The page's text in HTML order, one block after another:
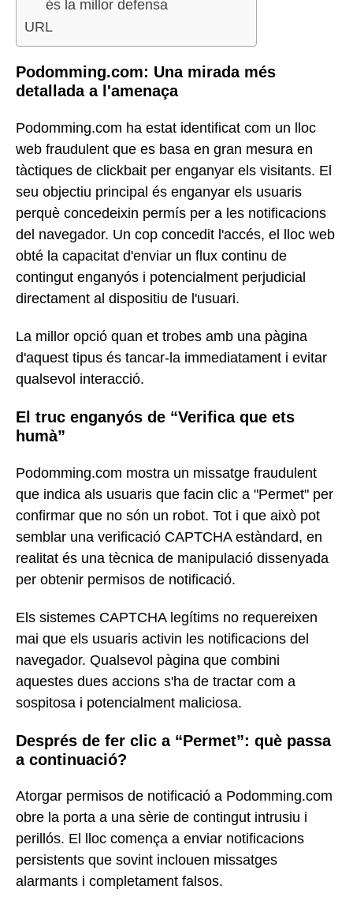
és la millor defensa
URL
Podomming.com: Una mirada més
detallada a l'amenaça
Podomming.com ha estat identificat com un lloc
web fraudulent que es basa en gran mesura en
tàctiques de clickbait per enganyar els visitants. El
seu objectiu principal és enganyar els usuaris
perquè concedeixin permís per a les notificacions
del navegador. Un cop concedit l'accés, el lloc web
obté la capacitat d'enviar un flux continu de
contingut enganyós i potencialment perjudicial
directament al dispositiu de l'usuari.
La millor opció quan et trobes amb una pàgina
d'aquest tipus és tancar-la immediatament i evitar
qualsevol interacció.
El truc enganyós de “Verifica que ets
humà”
Podomming.com mostra un missatge fraudulent
que indica als usuaris que facin clic a "Permet" per
confirmar que no són un robot. Tot i que això pot
semblar una verificació CAPTCHA estàndard, en
realitat és una tècnica de manipulació dissenyada
per obtenir permisos de notificació.
Els sistemes CAPTCHA legítims no requereixen
mai que els usuaris activin les notificacions del
navegador. Qualsevol pàgina que combini
aquestes dues accions s'ha de tractar com a
sospitosa i potencialment maliciosa.
Després de fer clic a “Permet”: què passa
a continuació?
Atorgar permisos de notificació a Podomming.com
obre la porta a una sèrie de contingut intrusiu i
perillós. El lloc comença a enviar notificacions
persistents que sovint inclouen missatges
alarmants i completament falsos.